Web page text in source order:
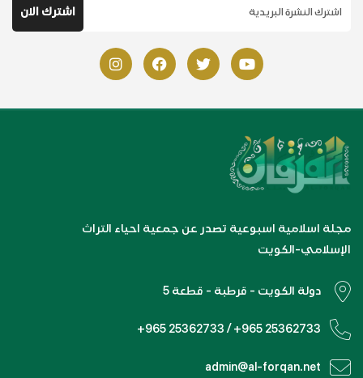
مجلة اسلامية اسبوعية تصدر عن جمعية احياء التراث
الإسلامي-الكويت
دولة الكويت - قرطبة - قطعة 5
+965 25362733 / +965 25362733
admin@al-forqan.net